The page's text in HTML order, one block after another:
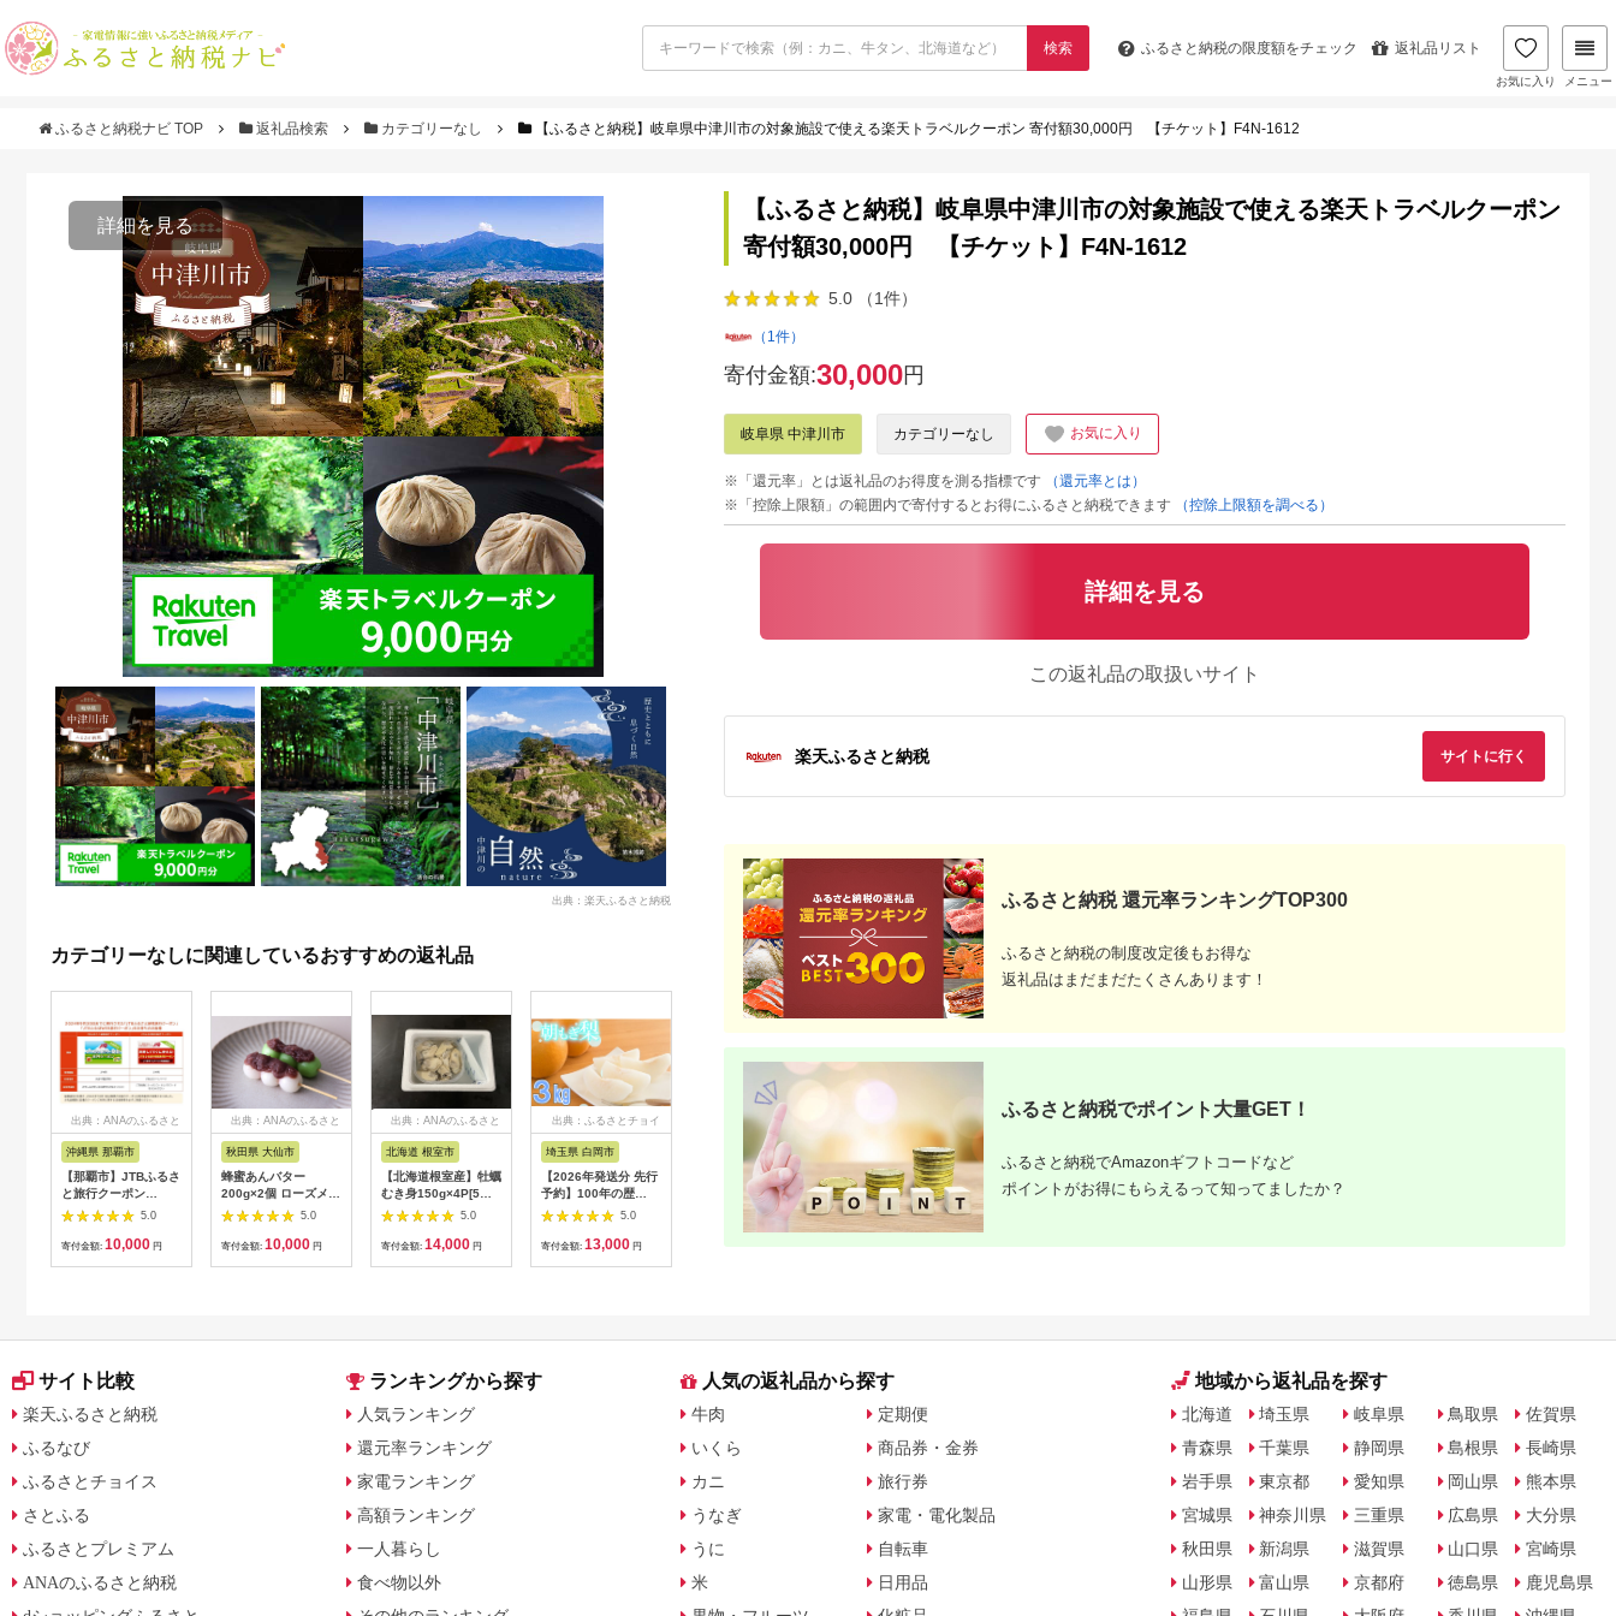
検索 ふるさと納税の限度額をチェック 返礼品リスト
お気に入り メニュー
ふるさと納税ナビ TOP 返礼品検索 カテゴリーなし 【ふるさと納税】岐阜県中津川市の対象施設で使える楽天トラベルクーポン 寄付額30,000円 【チケット】F4N-1612
詳細を見る
出典：楽天ふるさと納税
カテゴリーなしに関連しているおすすめの返礼品
出典：ANAのふるさと
沖縄県 那覇市
【那覇市】JTBふるさ
と旅行クーポン
（3,000円分）有効期
間3年（Eメール発
行）｜旅行 トラベル
人気 おすすめ 旅行ク
ン ネット予約 電話 有
5.0
寄付金額: 10,000 円
出典：ANAのふるさと
秋田県 大仙市
蜂蜜あんバター
200g×2個 ローズメイ
[あんバター はちみ
つ 発酵バター あん
こ 水あめ不使用 秋
5.0
寄付金額: 10,000 円
出典：ANAのふるさと
北海道 根室市
【北海道根室産】牡蠣
むき身150g×4P[5月
下旬以降発送] A-
5.0
寄付金額: 14,000 円
出典：ふるさとチョイ
埼玉県 白岡市
【2026年発送分 先行
予約】100年の歴
史！！ アライファー
ムの「朝もぎ梨」幸
水・豊水・あきづき
5.0
寄付金額: 13,000 円
出典：ANAのふるさと
北海道 津別町
㈱山上木工 トレイL
（１枚板） | 無垢材
天然木 ナラ シンプル
寄付金額:40,000円
出典：ANAのふるさと
納税
愛知県 碧南市
【先行受付】2027年1
月～6月毎月発送 ま
るでトマトの宝石箱！
ジュエリートマトの定
5.0
寄付金額:40,000円
出典：ANAのふるさと
島根県 出雲市
～トマトを超えた超ト
寄付金額:24,000円
出典：楽天ふるさと納
為商店】銀だら西京漬
寄付金額:22,000円
ツ 果物 くだもの 野菜
わせ セット
寄付金額:36,000円 寄付金額:60,000
【ふるさと納税】岐阜県中津川市の対象施設で使える楽天トラベルクーポン
寄付額30,000円 【チケット】F4N-1612
5.0 （1件）
（1件）
寄付金額:30,000円
岐阜県 中津川市 カテゴリーなし お気に入り
※「還元率」とは返礼品のお得度を測る指標です
（還元率とは）
※「控除上限額」の範囲内で寄付するとお得にふるさと納税できます
（控除上限額を調べる）
詳細を見る
この返礼品の取扱いサイト
楽天ふるさと納税 サイトに行く
ふるさと納税 還元率ランキングTOP300
ふるさと納税の制度改定後もお得な
返礼品はまだまだたくさんあります！
ふるさと納税でポイント大量GET！
ふるさと納税でAmazonギフトコードなど
ポイントがお得にもらえるって知ってましたか？
サイト比較
楽天ふるさと納税
ふるなび
ふるさとチョイス
さとふる
ふるさとプレミアム
ANAのふるさと納税
ランキングから探す
人気ランキング
還元率ランキング
家電ランキング
高額ランキング
一人暮らし
食べ物以外
人気の返礼品から探す
牛肉
いくら
カニ
うなぎ
うに
米
定期便
商品券・金券
旅行券
家電・電化製品
自転車
日用品
地域から返礼品を探す
北海道
青森県
岩手県
宮城県
秋田県
山形県
埼玉県
千葉県
東京都
神奈川県
新潟県
富山県
岐阜県
静岡県
愛知県
三重県
滋賀県
京都府
鳥取県
島根県
岡山県
広島県
山口県
徳島県
佐賀県
長崎県
熊本県
大分県
宮崎県
鹿児島県